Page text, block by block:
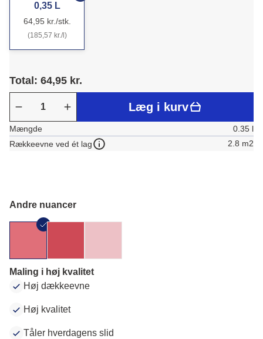
0,35 L
64,95 kr./stk.
(185,57 kr./l)
Total: 64,95 kr.
Læg i kurv
Mængde
0.35 l
Rækkeevne ved ét lag
2.8 m2
Andre nuancer
Maling i høj kvalitet
Høj dækkeevne
Høj kvalitet
Tåler hverdagens slid